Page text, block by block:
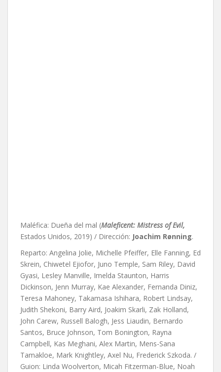
Maléfica: Dueña del mal (Maleficent: Mistress of Evil,
Estados Unidos, 2019) / Dirección: Joachim Rønning.
Reparto: Angelina Jolie, Michelle Pfeiffer, Elle Fanning, Ed
Skrein, Chiwetel Ejiofor, Juno Temple, Sam Riley, David
Gyasi, Lesley Manville, Imelda Staunton, Harris
Dickinson, Jenn Murray, Kae Alexander, Fernanda Diniz,
Teresa Mahoney, Takamasa Ishihara, Robert Lindsay,
Judith Shekoni, Barry Aird, Joakim Skarli, Zak Holland,
John Carew, Russell Balogh, Jess Liaudin, Bernardo
Santos, Bruce Johnson, Tom Bonington, Rayna
Campbell, Kas Meghani, Alex Martin, Mens-Sana
Tamakloe, Mark Knightley, Axel Nu, Frederick Szkoda. /
Guion: Linda Woolverton, Micah Fitzerman-Blue, Noah